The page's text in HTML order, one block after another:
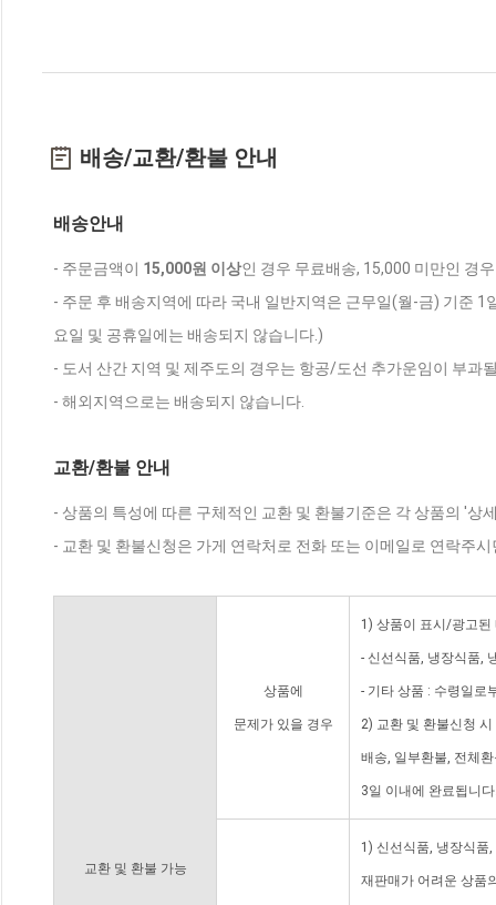
배송/교환/환불 안내
배송안내
- 주문금액이 15,000원 이상인 경우 무료배송, 15,000 미만인 경
- 주문 후 배송지역에 따라 국내 일반지역은 근무일(월-금) 기준
요일 및 공휴일에는 배송되지 않습니다.)
- 도서 산간 지역 및 제주도의 경우는 항공/도선 추가운임이 부과
- 해외지역으로는 배송되지 않습니다.
교환/환불 안내
- 상품의 특성에 따른 구체적인 교환 및 환불기준은 각 상품의 '상
- 교환 및 환불신청은 가게 연락처로 전화 또는 이메일로 연락주
교환 및 환불 가능
상품에
문제가 있을 경우
1) 상품이 표시/광고된
- 신선식품, 냉장식품,
- 기타 상품 : 수령일로
2) 교환 및 환불신청
배송, 일부환불, 전체
3일 이내에 완료됩니
1) 신선식품, 냉장식품
재판매가 어려운 상품